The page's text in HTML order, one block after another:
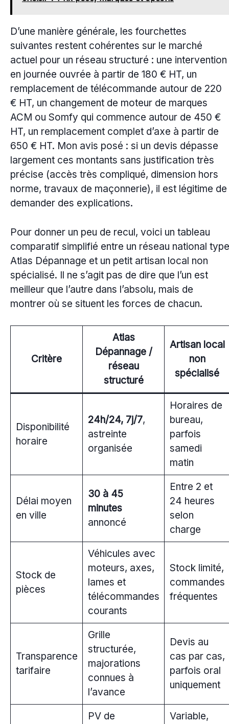
D’une manière générale, les fourchettes
suivantes restent cohérentes sur le marché
actuel pour un réseau structuré : une intervention
en journée ouvrée à partir de 180 € HT, un
remplacement de télécommande autour de 220
€ HT, un changement de moteur de marques
ACM ou Somfy qui commence autour de 450 €
HT, un remplacement complet d’axe à partir de
650 € HT. Mon avis posé : si un devis dépasse
largement ces montants sans justification très
précise (accès très compliqué, dimension hors
norme, travaux de maçonnerie), il est légitime de
demander des explications.
Pour donner un peu de recul, voici un tableau
comparatif simplifié entre un réseau national type
Atlas Dépannage et un petit artisan local non
spécialisé. Il ne s’agit pas de dire que l’un est
meilleur que l’autre dans l’absolu, mais de
montrer où se situent les forces de chacun.
Critère
Atlas
Dépannage /
réseau
structuré
Artisan local
non
spécialisé
Disponibilité
horaire
24h/24, 7j/7,
astreinte
organisée
Horaires de
bureau,
parfois
samedi
matin
Délai moyen
en ville
30 à 45
minutes
annoncé
Entre 2 et
24 heures
selon
charge
Stock de
pièces
Véhicules avec
moteurs, axes,
lames et
télécommandes
courants
Stock limité,
commandes
fréquentes
Transparence
tarifaire
Grille
structurée,
majorations
connues à
l’avance
Devis au
cas par cas,
parfois oral
uniquement
PV de
Variable,